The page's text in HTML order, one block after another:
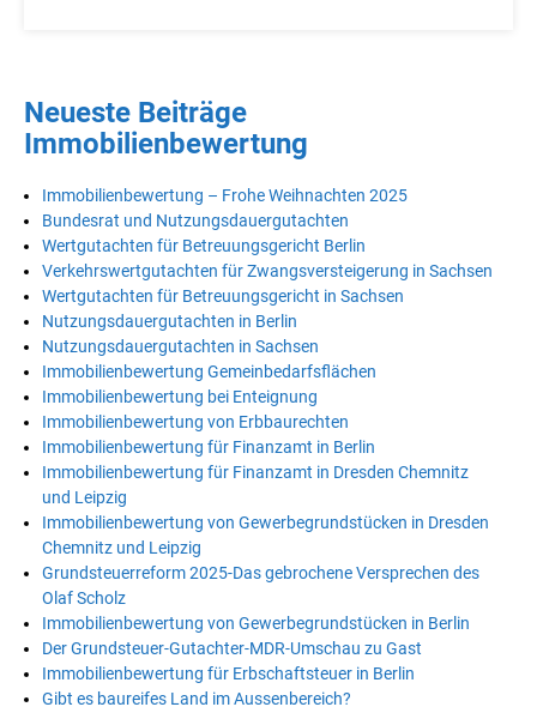
Neueste Beiträge
Immobilienbewertung
Immobilienbewertung – Frohe Weihnachten 2025
Bundesrat und Nutzungsdauergutachten
Wertgutachten für Betreuungsgericht Berlin
Verkehrswertgutachten für Zwangsversteigerung in Sachsen
Wertgutachten für Betreuungsgericht in Sachsen
Nutzungsdauergutachten in Berlin
Nutzungsdauergutachten in Sachsen
Immobilienbewertung Gemeinbedarfsflächen
Immobilienbewertung bei Enteignung
Immobilienbewertung von Erbbaurechten
Immobilienbewertung für Finanzamt in Berlin
Immobilienbewertung für Finanzamt in Dresden Chemnitz
und Leipzig
Immobilienbewertung von Gewerbegrundstücken in Dresden
Chemnitz und Leipzig
Grundsteuerreform 2025-Das gebrochene Versprechen des
Olaf Scholz
Immobilienbewertung von Gewerbegrundstücken in Berlin
Der Grundsteuer-Gutachter-MDR-Umschau zu Gast
Immobilienbewertung für Erbschaftsteuer in Berlin
Gibt es baureifes Land im Aussenbereich?